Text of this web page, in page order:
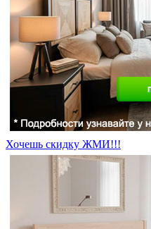
Хочешь скидку ЖМИ!!!